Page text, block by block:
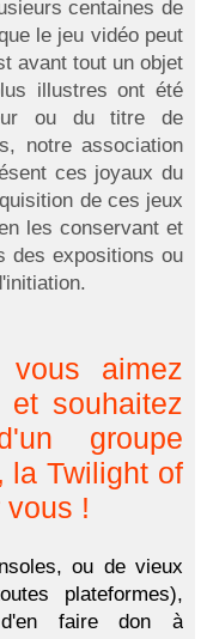
centaines de
le jeu vidéo peut
avant tout un objet
illustres ont été
ou du titre de
notre association
ces joyaux du
de ces jeux
les conservant et
des expositions ou
aimez
souhaitez
groupe
la Twilight of
!
ou de vieux
plateformes),
faire don à